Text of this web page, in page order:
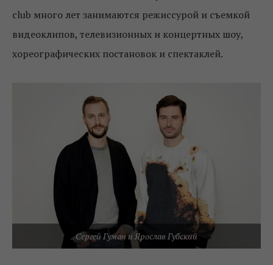
club много лет занимаются режиссурой и съемкой
видеоклипов, телевизионных и концертных шоу,
хореографических постановок и спектаклей.
Сергей Гуман и Ярослав Губский